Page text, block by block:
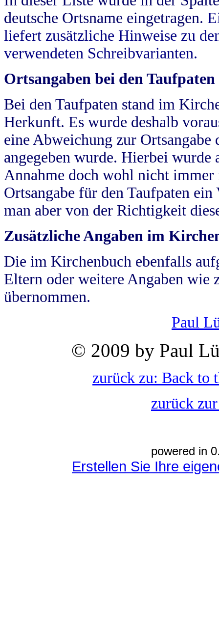
deutsche Ortsname eingetragen.
liefert zusätzliche Hinweise zu
verwendeten Schreibvarianten.
Ortsangaben bei den Taufpaten
Bei den Taufpaten stand im
Herkunft. Es wurde deshalb
eine Abweichung zur
angegeben wurde. Hierbei wurde
Annahme doch wohl nicht
Ortsangabe für den Taufpaten
man aber von der Richtigkeit
Zusätzliche Angaben im
Die im Kirchenbuch ebenfalls
Eltern oder weitere Angaben wie
übernommen.
Paul
© 2009 by Paul
zurück zu: Back to
zurück
powered in
Erstellen Sie Ihre